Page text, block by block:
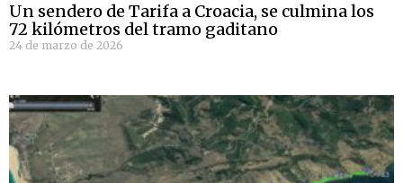
Un sendero de Tarifa a Croacia, se culmina los
72 kilómetros del tramo gaditano
24 de marzo de 2026